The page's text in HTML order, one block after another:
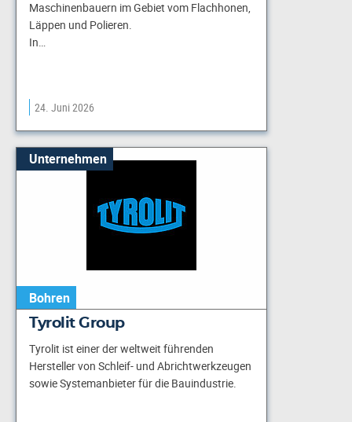
Maschinenbauern im Gebiet vom Flachhonen,
Läppen und Polieren.
In…
24. Juni 2026
Unternehmen
Bohren
Tyrolit Group
Tyrolit ist einer der weltweit führenden
Hersteller von Schleif- und Abrichtwerkzeugen
sowie Systemanbieter für die Bauindustrie.